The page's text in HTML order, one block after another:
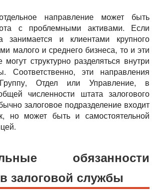
направление может быть
с проблемными активами. Если
занимается и клиентами крупного
малого и среднего бизнеса, то и эти
структурно разделяться внутри
Соответственно, эти направления
Отдел или Управление, в
численности штата залогового
залоговое подразделение входит
но может быть и самостоятельной
обязанности
залоговой службы